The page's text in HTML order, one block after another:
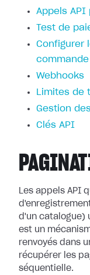
Appels
Test de
Configurer
commande
Webhooks
Limites de
Gestion
Clés API
Les appels API
d'un catalogue)
est un
renvoyés dans
récupérer les
séquentielle.